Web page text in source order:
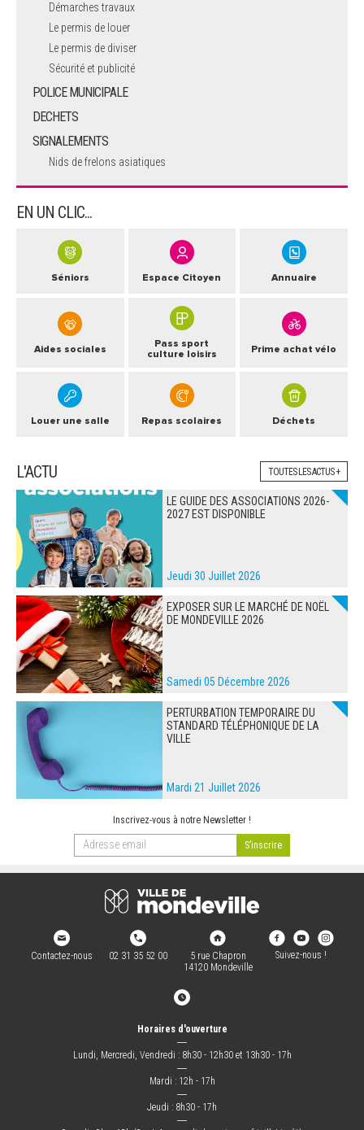
Démarches travaux
Le permis de louer
Le permis de diviser
Sécurité et publicité
POLICE MUNICIPALE
DECHETS
SIGNALEMENTS
Nids de frelons asiatiques
EN UN CLIC...
Séniors Espace Citoyen Annuaire
Aides sociales
Pass sport
culture loisirs
Prime achat vélo
Louer une salle Repas scolaires Déchets
L'ACTU TOUTES LES ACTUS +
LE GUIDE DES ASSOCIATIONS 2026-
2027 EST DISPONIBLE
Jeudi 30 Juillet 2026
EXPOSER SUR LE MARCHÉ DE NOËL
DE MONDEVILLE 2026
Samedi 05 Décembre 2026
PERTURBATION TEMPORAIRE DU
STANDARD TÉLÉPHONIQUE DE LA
VILLE
Mardi 21 Juillet 2026
Inscrivez-vous à notre Newsletter !
Contactez-nous 02 31 35 52 00
5 rue Chapron
14120 Mondeville
Suivez-nous !
Horaires d'ouverture
―
Lundi, Mercredi, Vendredi : 8h30 - 12h30 et 13h30 - 17h
―
Mardi : 12h - 17h
―
Jeudi : 8h30 - 17h
―